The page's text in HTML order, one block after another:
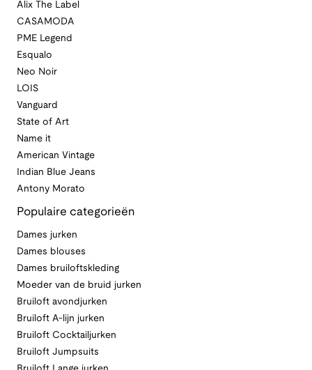
Alix The Label
CASAMODA
PME Legend
Esqualo
Neo Noir
LOIS
Vanguard
State of Art
Name it
American Vintage
Indian Blue Jeans
Antony Morato
Populaire categorieën
Dames jurken
Dames blouses
Dames bruiloftskleding
Moeder van de bruid jurken
Bruiloft avondjurken
Bruiloft A-lijn jurken
Bruiloft Cocktailjurken
Bruiloft Jumpsuits